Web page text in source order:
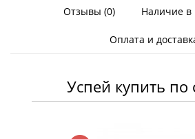
Отзывы (0) Наличие в
Оплата и
Успей купить по